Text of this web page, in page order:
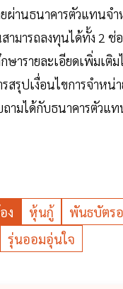
ผ่านธนาคารตัวแทนจ
ามารถลงทุนได้ทั้ง 2 ช่
ษารายละเอียดเพิ่มเติ
สรุปเงื่อนไขการจำห
ามได้กับธนาคารตัวแ
ง หุ้นกู้
พันธบัตร
รุ่นออมอุ่นใจ